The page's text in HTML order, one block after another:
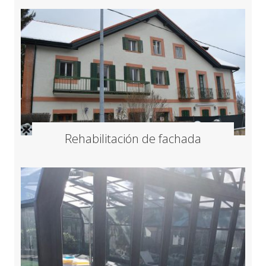
Rehabilitación de fachada